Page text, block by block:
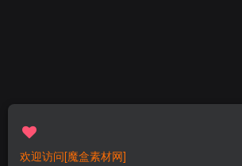
欢迎访问[魔盒素材网]